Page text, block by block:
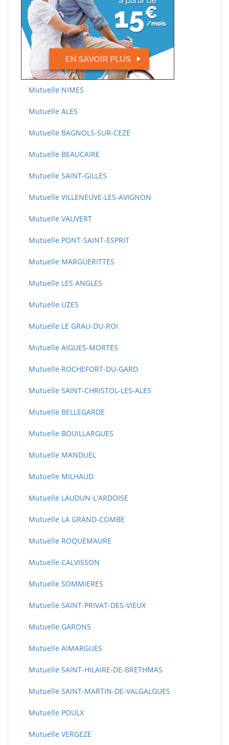
Mutuelle NIMES
Mutuelle ALES
Mutuelle BAGNOLS-SUR-CEZE
Mutuelle BEAUCAIRE
Mutuelle SAINT-GILLES
Mutuelle VILLENEUVE-LES-AVIGNON
Mutuelle VAUVERT
Mutuelle PONT-SAINT-ESPRIT
Mutuelle MARGUERITTES
Mutuelle LES ANGLES
Mutuelle UZES
Mutuelle LE GRAU-DU-ROI
Mutuelle AIGUES-MORTES
Mutuelle ROCHEFORT-DU-GARD
Mutuelle SAINT-CHRISTOL-LES-ALES
Mutuelle BELLEGARDE
Mutuelle BOUILLARGUES
Mutuelle MANDUEL
Mutuelle MILHAUD
Mutuelle LAUDUN-L'ARDOISE
Mutuelle LA GRAND-COMBE
Mutuelle ROQUEMAURE
Mutuelle CALVISSON
Mutuelle SOMMIERES
Mutuelle SAINT-PRIVAT-DES-VIEUX
Mutuelle GARONS
Mutuelle AIMARGUES
Mutuelle SAINT-HILAIRE-DE-BRETHMAS
Mutuelle SAINT-MARTIN-DE-VALGALGUES
Mutuelle POULX
Mutuelle VERGEZE